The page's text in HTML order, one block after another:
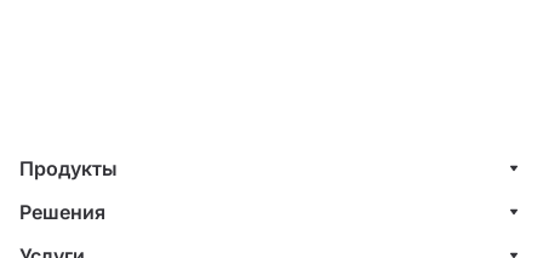
Продукты
Управление клиентами (CRM)
Проекты
Решения
ИТ-компании